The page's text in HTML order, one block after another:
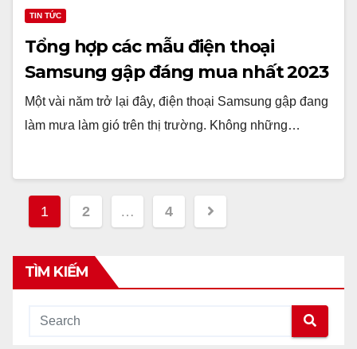
TIN TỨC
Tổng hợp các mẫu điện thoại
Samsung gập đáng mua nhất 2023
Một vài năm trở lại đây, điện thoại Samsung gập đang
làm mưa làm gió trên thị trường. Không những…
Phân
bài
viết
1 2 … 4
TÌM KIẾM